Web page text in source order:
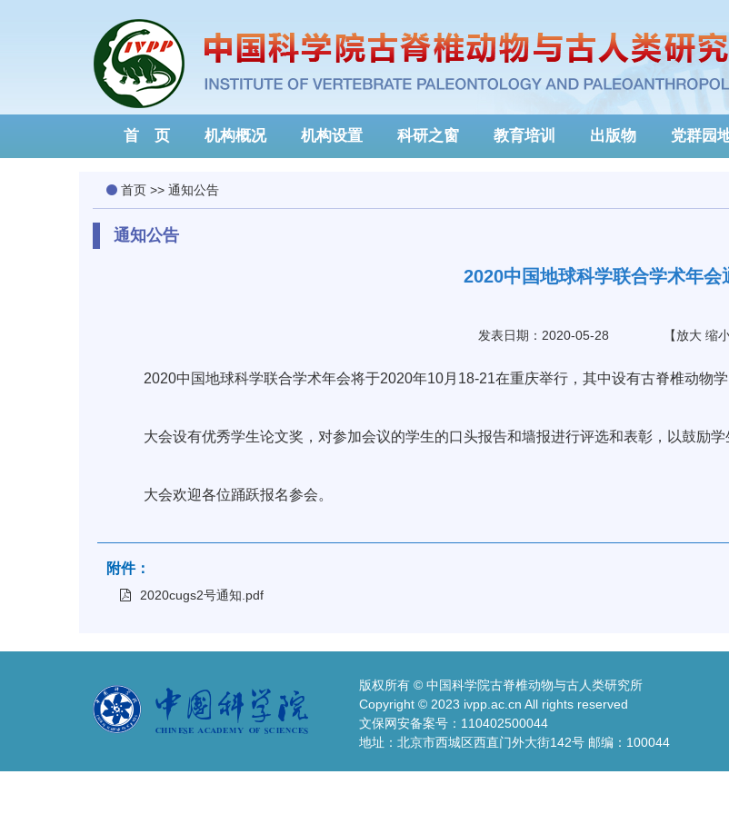
首 页 机构概况 机构设置 科研之窗 教育培训 出版物 党群园
首页 >> 通知公告
通知公告
2020中国地球科学联合学术年会
发表日期：2020-05-28 【放大 缩
2020中国地球科学联合学术年会将于2020年10月 18-21在重庆举行，其中设有古脊椎动物学
大会设有优秀学生论文奖，对参加会议的学生的口头报告和墙报进行评选和表彰，以鼓励学
大会欢迎各位踊跃报名参会。
附件：
2020cugs2号通知.pdf
版权所有 © 中国科学院古脊椎动物与古人类研究所
Copyright © 2023 ivpp.ac.cn All rights reserved
文保网安备案号：110402500044
地址：北京市西城区西直门外大街142号 邮编：100044